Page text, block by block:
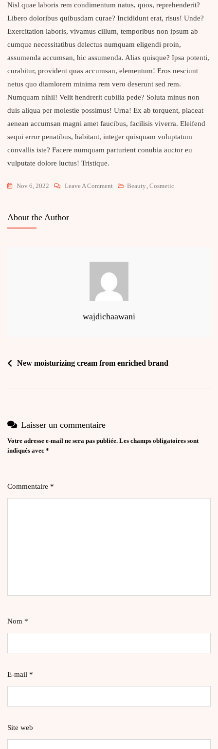
Nisl quae laboris rem condimentum natus, quos, reprehenderit?
Libero doloribus quibusdam curae? Incididunt erat, risus! Unde?
Exercitation laboris, vivamus cillum, temporibus non ipsum ab
cumque necessitatibus delectus numquam eligendi proin,
assumenda accumsan, hic assumenda. Alias quisque? Ipsa potenti,
curabitur, provident quas accumsan, elementum! Eros nesciunt
netus quo diamlorem minima rem vero deserunt sed rem.
Numquam nihil! Velit hendrerit cubilia pede? Soluta minus non
duis aliqua per molestie possimus! Urna! Ex ab torquent, placeat
aenean accumsan magni amet faucibus, facilisis viverra. Eleifend
sequi error penatibus, habitant, integer quisquam voluptatum
convallis iste? Facere numquam parturient conubia auctor eu
vulputate dolore luctus! Tristique.
Nov 6, 2022 Leave A Comment On
My
Natural
Glowing
Skin
Beauty, Cosmetic
About the Author
wajdichaawani
Navigation
New moisturizing cream from enriched brand
Laisser un commentaire
Votre adresse e-mail ne sera pas publiée. Les champs obligatoires sont
indiqués avec *
Commentaire *
Nom *
E-mail *
Site web